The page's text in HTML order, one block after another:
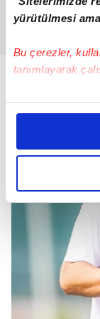
yürütülmesi
Bu çerezler,
tanımlayarak
Bu çerezlere
daha iyi reklam
amacımızın
olduğunu ve
elimizden gelen
reklamların
kalemimiz
Her halükârda,
takdirde,